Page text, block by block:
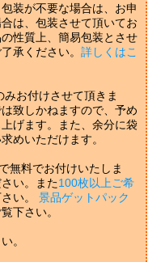
装が不要な場合は、お申
は、包装させて頂いてお
性質上、簡易包装とさせ
承ください。詳しくはこ
お付けさせて頂きま
致しかねますので、予め
げます。また、余分に袋
めいただけます。
無料でお付けいたしま
い。また100枚以上ご希
さい。景品ゲットパック
下さい。
。